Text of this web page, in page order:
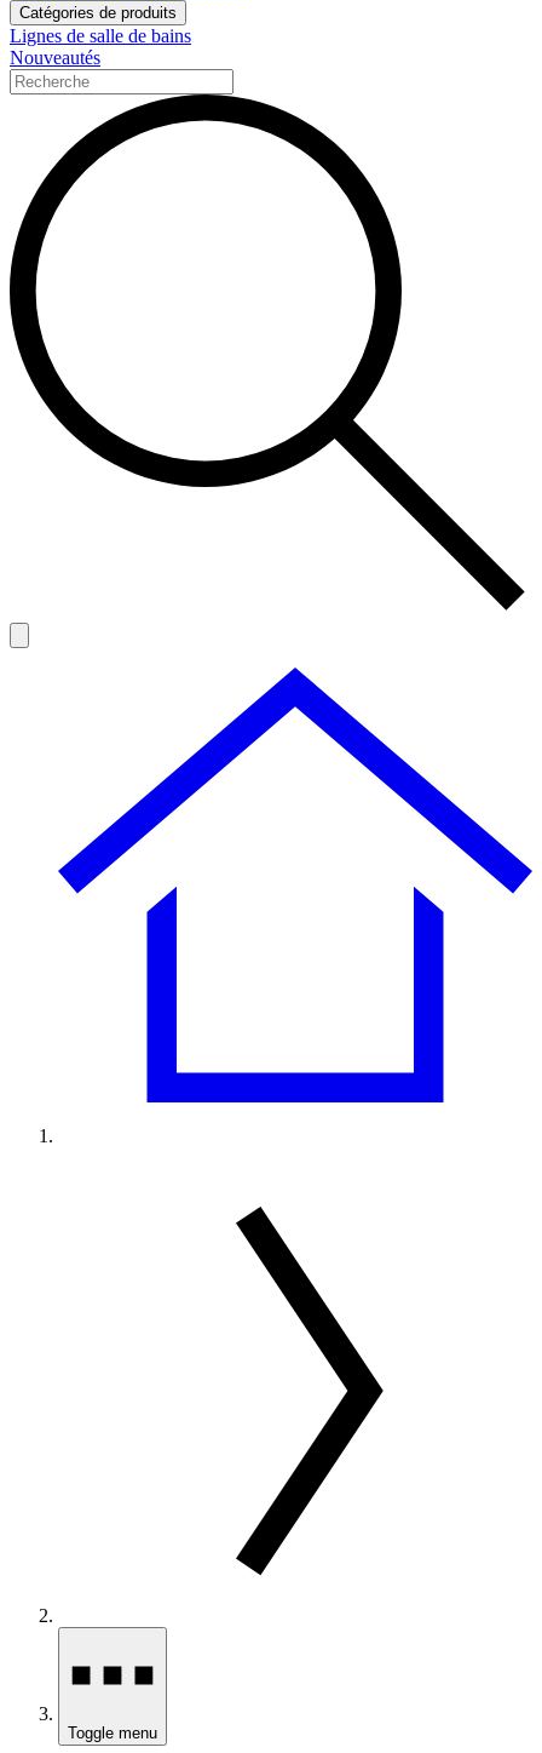
Catégories de produits
Lignes de salle de bains
Nouveautés
Toggle menu